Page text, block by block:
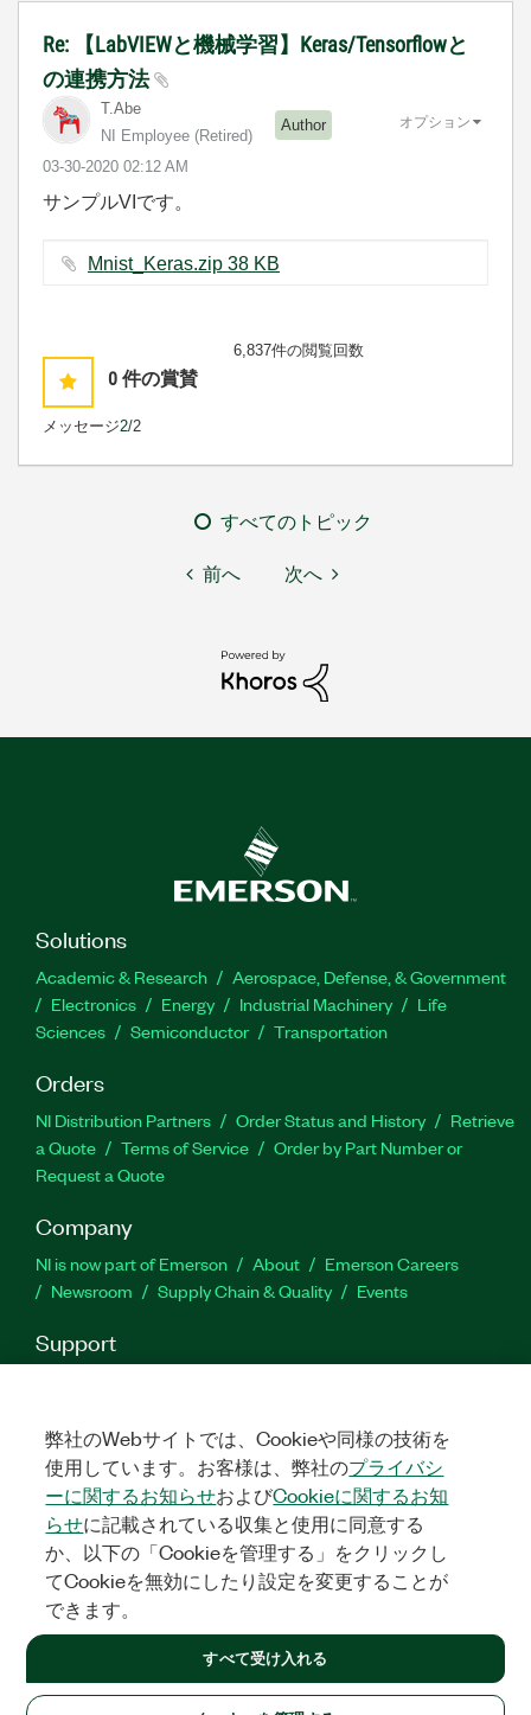
Re: 【LabVIEWと機械学習】Keras/Tensorflowと
の連携方法
T.Abe
NI Employee (retired)
Author
‎03-30-2020 02:12 AM
オプション
サンプルVIです。
Mnist_Keras.zip ‏38 KB
0 件の賞賛
メッセージ2/2
6,837件の閲覧回数
すべてのトピック
前へ 次へ
Solutions
Academic & Research
Aerospace, Defense, & Government
Electronics
Energy Industrial Machinery
Life
Sciences
Semiconductor Transportation
Orders
NI Distribution Partners Order Status and History
Retrieve
a Quote
Terms of Service
Order by Part Number or
Request a Quote
Company
NI is now part of Emerson About
Emerson Careers
Newsroom
Supply Chain & Quality Events
Support
Feedback
Facebook
TwitterLinkedIn
United States
LEGAL|IMPRINT|PRIVACY|クッキーを管理する
©2026 NATIONAL INSTRUMENTS CORP. ALL RIGHTS RESERVED.
+1 877 388 1952
弊社のWebサイトでは、Cookieや同様の技術を
使用しています。お客様は、弊社のプライバシ
ーに関するお知らせおよびCookieに関するお知
らせに記載されている収集と使用に同意する
か、以下の「Cookieを管理する」をクリックし
てCookieを無効にしたり設定を変更することが
できます。
すべて受け入れる